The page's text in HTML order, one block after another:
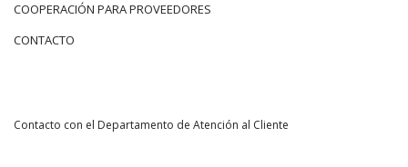
COOPERACIÓN PARA PROVEEDORES
CONTACTO
Contacto con el Departamento de Atención al Cliente